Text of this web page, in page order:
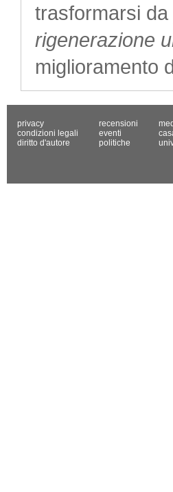
trasformarsi da
rigenerazione
miglioramento
privacy
condizioni legali
diritto d'autore
recensioni
eventi
politiche